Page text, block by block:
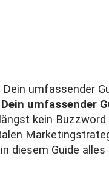
umfassender
kein Buzzword
diesem Guide alles